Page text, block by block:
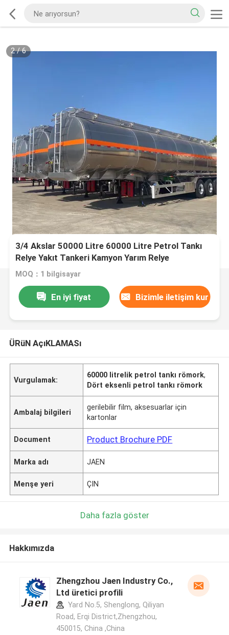
2/6
3/4 Akslar 50000 Litre 60000 Litre Petrol Tankı
Relye Yakıt Tankeri Kamyon Yarım Relye
MOQ：1 bilgisayar
En iyi fiyat Bizimle iletişim kur
ÜRüN AçıKLAMASı
Vurgulamak:
60000 litrelik petrol tankı römork,
Dört eksenli petrol tankı römork
Ambalaj bilgileri
gerilebilir film, aksesuarlar için
kartonlar
Document Product Brochure PDF
Marka adı JAEN
Menşe yeri ÇIN
Daha fazla göster
Hakkımızda
Zhengzhou Jaen Industry Co.,
Ltd üretici profili
Yard No.5, Shenglong, Qiliyan
Road, Erqi District,Zhengzhou,
450015, China ,China